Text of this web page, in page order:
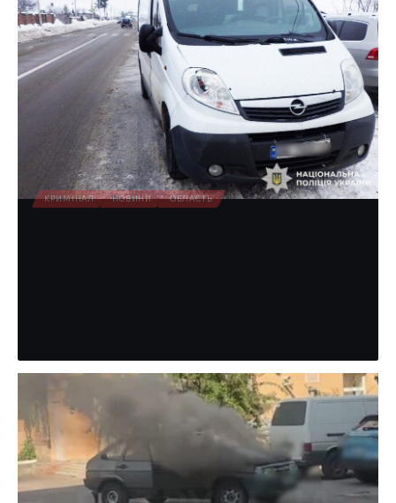
КРИМІНАЛ НОВИНИ ОБЛАСТЬ